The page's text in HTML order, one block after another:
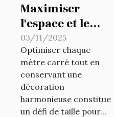
Maximiser
l'espace et le
style : intégrer
des meubles
multifonctions
dans votre
décoration
03/11/2025
Optimiser chaque
mètre carré tout en
conservant une
décoration
harmonieuse constitue
un défi de taille pour...